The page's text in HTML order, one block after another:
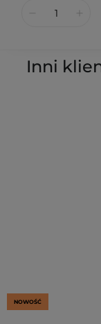
Inni
NOWOŚĆ